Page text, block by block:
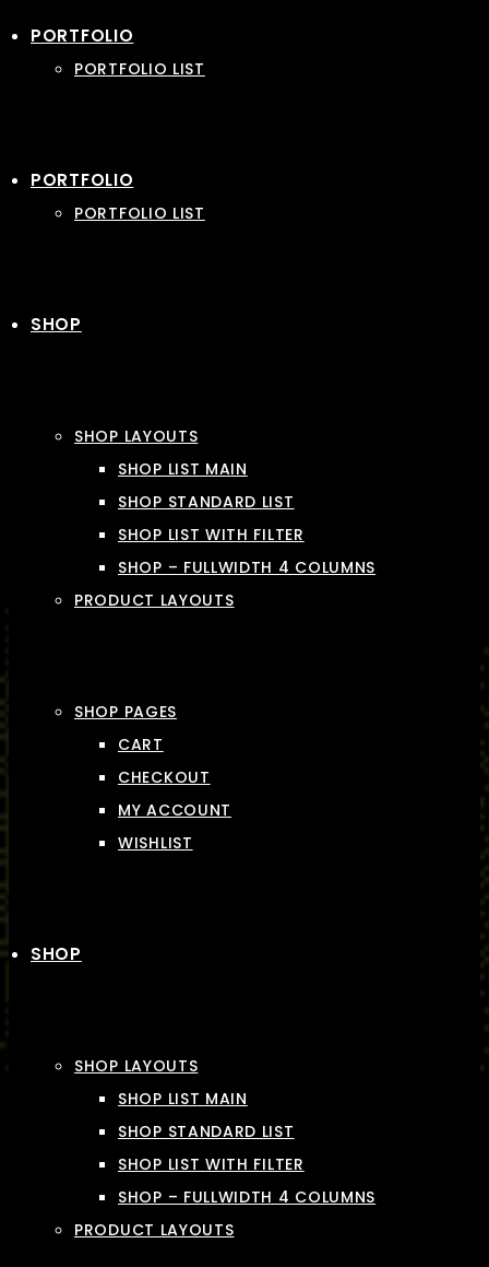
PORTFOLIO
PORTFOLIO LIST
PORTFOLIO
PORTFOLIO LIST
SHOP
SHOP LAYOUTS
SHOP LIST MAIN
SHOP STANDARD LIST
SHOP LIST WITH FILTER
SHOP – FULLWIDTH 4 COLUMNS
PRODUCT LAYOUTS
SHOP PAGES
CART
CHECKOUT
MY ACCOUNT
WISHLIST
SHOP
SHOP LAYOUTS
SHOP LIST MAIN
SHOP STANDARD LIST
SHOP LIST WITH FILTER
SHOP – FULLWIDTH 4 COLUMNS
PRODUCT LAYOUTS